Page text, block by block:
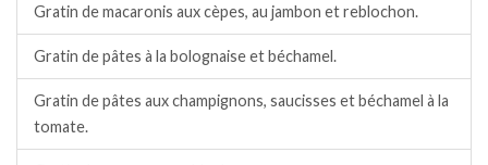
Gratin de macaronis aux cèpes, au jambon et reblochon.
Gratin de pâtes à la bolognaise et béchamel.
Gratin de pâtes aux champignons, saucisses et béchamel à la
tomate.